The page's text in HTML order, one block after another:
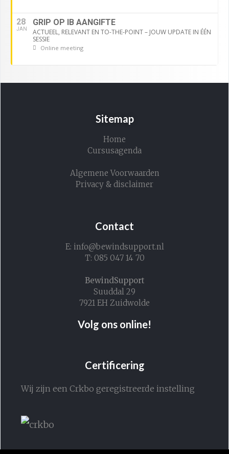
28
JAN
GRIP OP IB AANGIFTE
ACTUEEL, RELEVANT EN TO-THE-POINT – JOUW UPDATE IN ÉÉN
SESSIE
Online meeting
Sitemap
Home
Cursusagenda
Algemene Voorwaarden
Privacy & disclaimer
Contact
E: info@bewindsupport.nl
T: 085 047 14 70
BewindSupport
Suuddal 29
7921 EH Zuidwolde
Volg ons online!
Certificering
Wij zijn een Crkbo geregistreerde instelling